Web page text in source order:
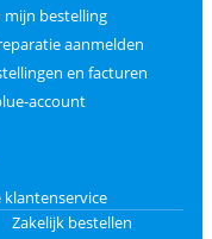
mijn bestelling
aanmelden
en facturen
account
klantenservice
Zakelijk bestellen